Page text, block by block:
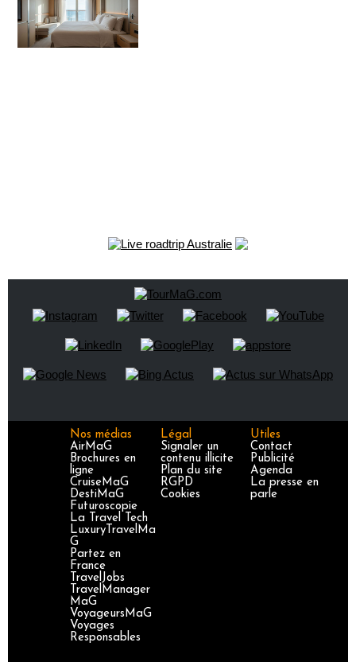
Nos médias
AirMaG
Brochures en
ligne
CruiseMaG
DestiMaG
Futuroscopie
La Travel Tech
LuxuryTravelMa
G
Partez en
France
TravelJobs
TravelManager
MaG
VoyageursMaG
Voyages
Responsables
Légal
Signaler un
contenu illicite
Plan du site
RGPD
Cookies
Utiles
Contact
Publicité
Agenda
La presse en
parle